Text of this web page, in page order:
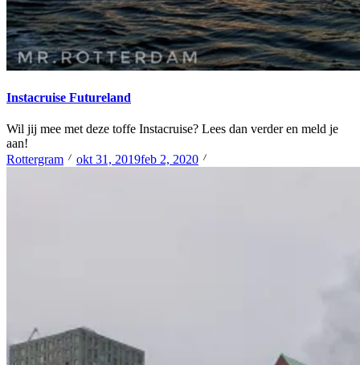
Instacruise Futureland
Wil jij mee met deze toffe Instacruise? Lees dan verder en meld je
aan!
Rottergram
okt 31, 2019feb 2, 2020